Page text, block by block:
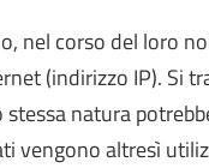
nel corso del loro
(indirizzo IP). Si
natura
vengono altresì